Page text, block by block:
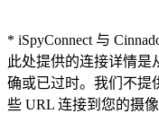
* iSpyConnect 与
此处提供的连接详情是
确或已过时。我们不提
些 URL 连接到您的摄像